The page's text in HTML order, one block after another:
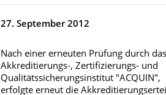
27. September 2012
Nach einer erneuten Prüfung durch
Akkreditierungs-, Zertifizierungs- und
Qualitätssicherungsinstitut "ACQUIN",
erfolgte erneut die